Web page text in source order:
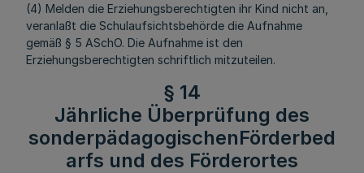
(4) Melden die Erziehungsberechtigten ihr Kind nicht an,
veranlaßt die Schulaufsichtsbehörde die Aufnahme
gemäß § 5 ASchO. Die Aufnahme ist den
Erziehungsberechtigten schriftlich mitzuteilen.
§ 14
Jährliche Überprüfung des
sonderpädagogischenFörderbed
arfs und des Förderortes